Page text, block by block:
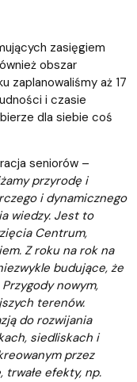
zasięgiem
obszar
zaplanowaliśmy aż 17
i czasie
dla siebie coś
seniorów –
przyrodę i
i dynamicznego
wiedzy. Jest to
Centrum,
Z roku na rok na
budujące, że
Przygody nowym,
terenów.
do rozwijania
siedliskach i
przez
trwałe efekty, np.